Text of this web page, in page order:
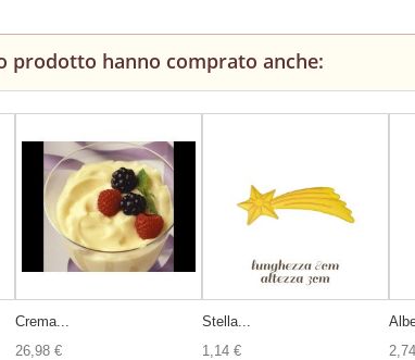
prodotto hanno comprato anche:
Crema...
26,98 €
Stella...
1,14 €